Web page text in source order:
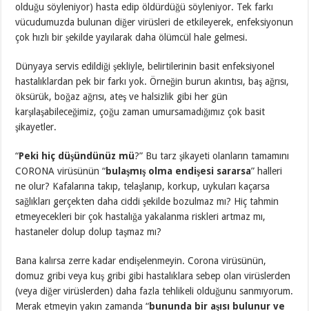
olduğu söyleniyor) hasta edip öldürdüğü söyleniyor. Tek farkı
vücudumuzda bulunan diğer virüsleri de etkileyerek, enfeksiyonun
çok hızlı bir şekilde yayılarak daha ölümcül hale gelmesi.
Dünyaya servis edildiği şekliyle, belirtilerinin basit enfeksiyonel
hastalıklardan pek bir farkı yok. Örneğin burun akıntısı, baş ağrısı,
öksürük, boğaz ağrısı, ateş ve halsizlik gibi her gün
karşılaşabileceğimiz, çoğu zaman umursamadığımız çok basit
şikayetler.
“Peki hiç düşündünüz mü?” Bu tarz şikayeti olanların tamamını
CORONA virüsünün “bulaşmış olma endişesi sararsa” halleri
ne olur? Kafalarına takıp, telaşlanıp, korkup, uykuları kaçarsa
sağlıkları gerçekten daha ciddi şekilde bozulmaz mı? Hiç tahmin
etmeyecekleri bir çok hastalığa yakalanma riskleri artmaz mı,
hastaneler dolup dolup taşmaz mı?
Bana kalırsa zerre kadar endişelenmeyin. Corona virüsünün,
domuz gribi veya kuş gribi gibi hastalıklara sebep olan virüslerden
(veya diğer virüslerden) daha fazla tehlikeli olduğunu sanmıyorum.
Merak etmeyin yakın zamanda “bununda bir aşısı bulunur ve